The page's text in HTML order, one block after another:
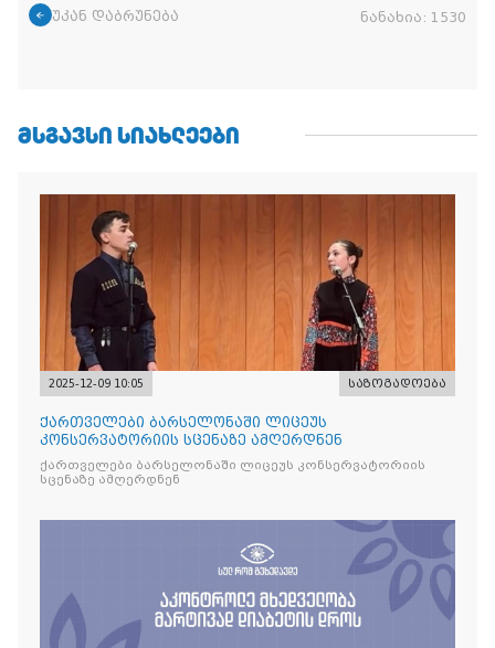
უკან დაბრუნება ნანახია: 1530
ᲛᲡᲒᲐᲕᲡᲘ ᲡᲘᲐᲮᲚᲔᲔᲑᲘ
2025-12-09 10:05 საზოგადოება
ქართველები ბარსელონაში ლიცეუს
კონსერვატორიის სცენაზე ამღერდნენ
ქართველები ბარსელონაში ლიცეუს კონსერვატორიის
სცენაზე ამღერდნენ